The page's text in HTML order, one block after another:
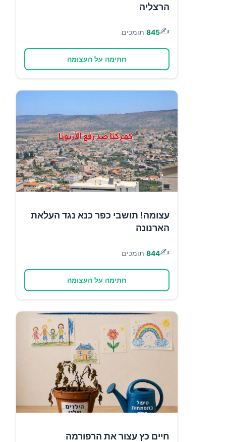
הרצליה
✍️
845 תומכים
חתימה על העצומה
עצומה! תושבי כפר כנא נגד העלאת
הארנונה
✍️
844 תומכים
חתימה על העצומה
חיים כץ עצור את הרפורמה